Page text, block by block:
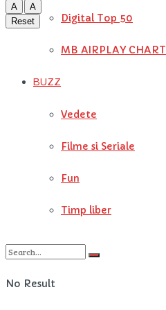
Digital Top 50
MB AIRPLAY CHART
BUZZ
Vedete
Filme si Seriale
Fun
Timp liber
No Result
A
A
Reset